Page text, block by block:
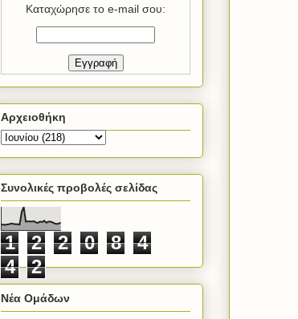
Καταχώρησε το e-mail σου:
Αρχειοθήκη
Συνολικές προβολές σελίδας
1 2 2 0 8
4
4
2
Νέα Ομάδων